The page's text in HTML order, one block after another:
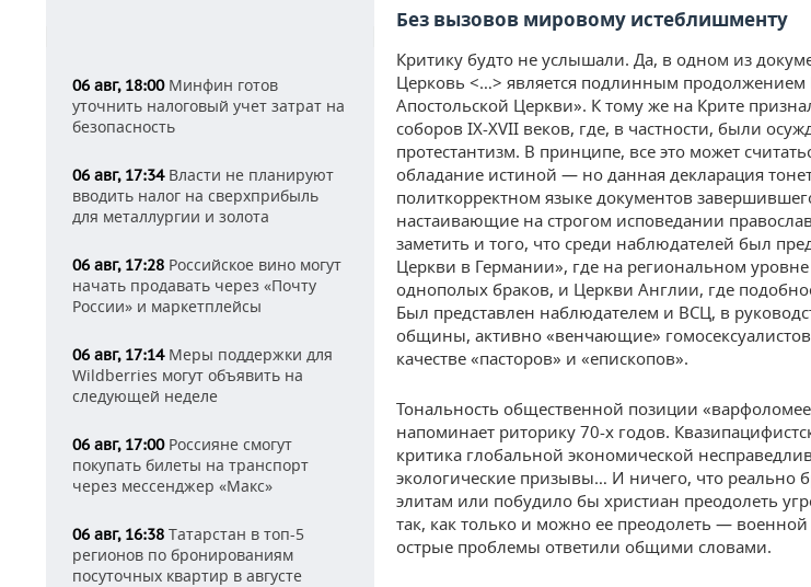
06 авг, 18:00Минфин готов
уточнить налоговый учет затрат на
безопасность
06 авг, 17:34Власти не планируют
вводить налог на сверхприбыль
для металлургии и золота
06 авг, 17:28 Российское вино могут
начать продавать через «Почту
России» и маркетплейсы
06 авг, 17:14Меры поддержки для
Wildberries могут объявить на
следующей неделе
06 авг, 17:00Россияне смогут
покупать билеты на транспорт
через мессенджер «Макс»
06 авг, 16:38 Татарстан в топ-5
регионов по бронированиям
посуточных квартир в августе
Без вызовов мировому истеблишменту
Критику будто не услышали. Да, в одном из
Церковь <…> является подлинным
Апостольской Церкви». К тому же на Крите
соборов IX-XVII веков, где, в частности, были
протестантизм. В принципе, все это может
обладание истиной — но данная декларация
политкорректном языке документов
настаивающие на строгом исповедании
заметить и того, что среди наблюдателей был
Церкви в Германии», где на региональном уровне
однополых браков, и Церкви Англии, где
Был представлен наблюдателем и ВСЦ, в
общины, активно «венчающие»
качестве «пасторов» и «епископов».
Тональность общественной позиции
напоминает риторику 70-х годов.
критика глобальной экономической
экологические призывы… И ничего, что
элитам или побудило бы христиан преодолеть
так, как только и можно ее преодолеть —
острые проблемы ответили общими словами.